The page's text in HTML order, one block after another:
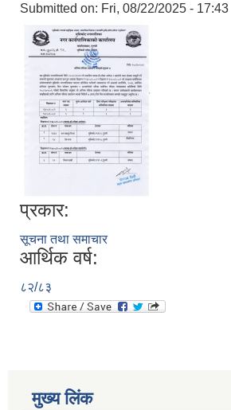
Submitted on: Fri, 08/22/2025 - 17:43
प्रकार:
सूचना तथा समाचार
आर्थिक वर्ष:
८२/८३
मुख्य लिंक